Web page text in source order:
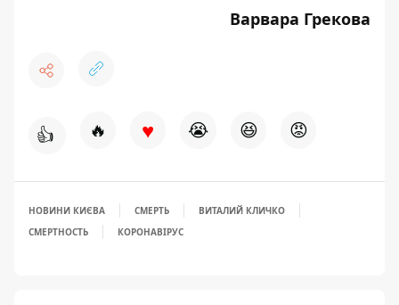
Варвара Грекова
👍 🔥 ♥ 😭 😆 😡
НОВИНИ КИЄВА СМЕРТЬ
ВИТАЛИЙ КЛИЧКО
СМЕРТНОСТЬ
КОРОНАВІРУС